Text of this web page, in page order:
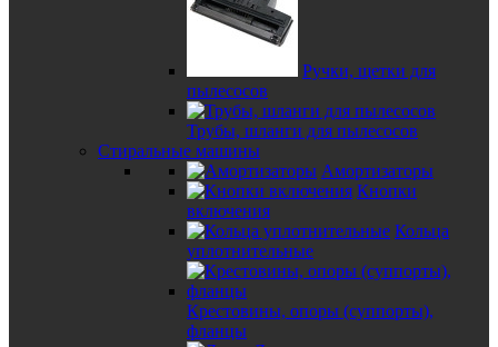
Ручки, щетки для
пылесосов
Трубы, шланги для пылесосов
Стиральные машины
Амортизаторы
Кнопки
включения
Кольца
уплотнительные
Крестовины, опоры (суппорты),
фланцы